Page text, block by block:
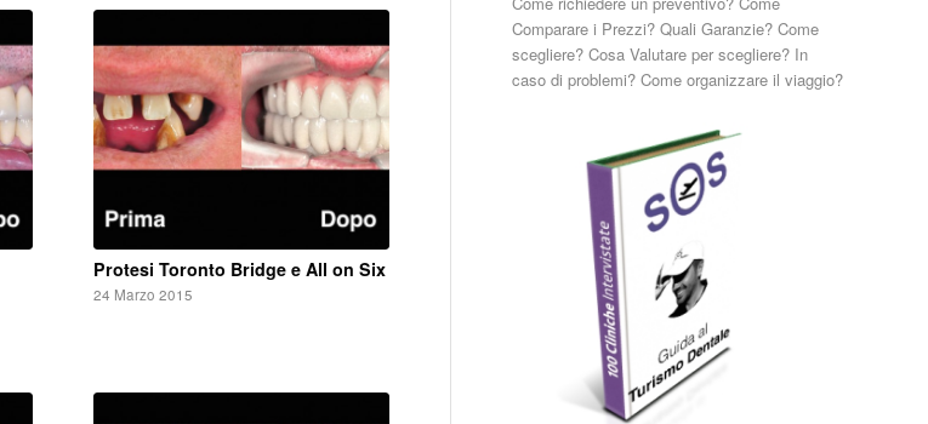
Protesi Toronto Bridge e All on Six
24 Marzo 2015
Comparare i Prezzi? Quali Garanzie? Come
scegliere? Cosa Valutare per scegliere? In
caso di problemi? Come organizzare il viaggio?